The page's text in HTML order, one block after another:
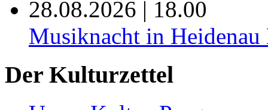
28.08.2026 | 18.00
Musiknacht in
Der Kulturzettel